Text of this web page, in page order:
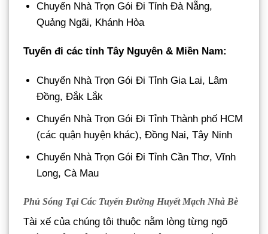
Chuyển Nhà Trọn Gói Đi Tỉnh Đà Nẵng,
Quảng Ngãi, Khánh Hòa
Tuyến đi các tỉnh Tây Nguyên & Miền Nam:
Chuyển Nhà Trọn Gói Đi Tỉnh Gia Lai, Lâm
Đồng, Đắk Lắk
Chuyển Nhà Trọn Gói Đi Tỉnh Thành phố HCM
(các quận huyện khác), Đồng Nai, Tây Ninh
Chuyển Nhà Trọn Gói Đi Tỉnh Cần Thơ, Vĩnh
Long, Cà Mau
Phủ Sóng Tại Các Tuyến Đường Huyết Mạch Nhà Bè
Tài xế của chúng tôi thuộc nằm lòng từng ngõ